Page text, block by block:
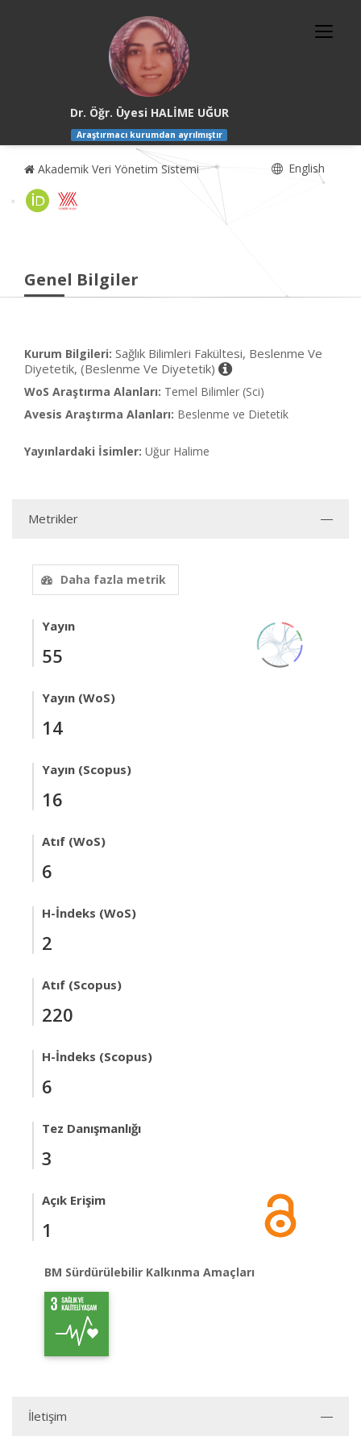
Dr. Öğr. Üyesi HALİME UĞUR
Araştırmacı kurumdan ayrılmıştır
Akademik Veri Yönetim Sistemi English
Genel Bilgiler
Kurum Bilgileri: Sağlık Bilimleri Fakültesi, Beslenme Ve
Diyetetik, (Beslenme Ve Diyetetik)
WoS Araştırma Alanları: Temel Bilimler (Sci)
Avesis Araştırma Alanları: Beslenme ve Dietetik
Yayınlardaki İsimler: Uğur Halime
Metrikler
Daha fazla metrik
Yayın
55
Yayın (WoS)
14
Yayın (Scopus)
16
Atıf (WoS)
6
H-İndeks (WoS)
2
Atıf (Scopus)
220
H-İndeks (Scopus)
6
Tez Danışmanlığı
3
Açık Erişim
1
BM Sürdürülebilir Kalkınma Amaçları
İletişim